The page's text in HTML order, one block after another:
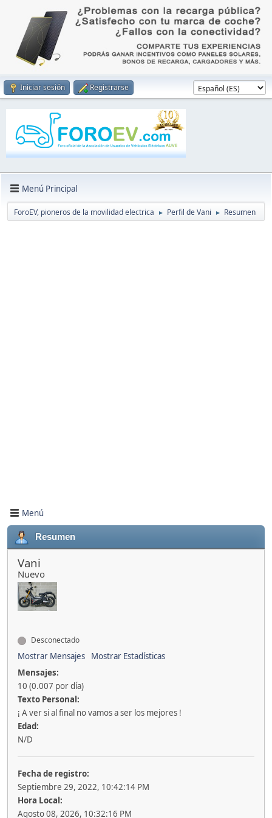
Iniciar sesión Registrarse
Menú Principal
ForoEV, pioneros de la movilidad electrica ► Perfil de Vani ► Resumen
Menú
Resumen
Vani
Nuevo
Desconectado
Mostrar Mensajes
Mostrar Estadísticas
Mensajes:
10 (0.007 por día)
Texto Personal:
¡ A ver si al final no vamos a ser los mejores !
Edad:
N/D
Fecha de registro:
Septiembre 29, 2022, 10:42:14 PM
Hora Local:
Agosto 08, 2026, 10:32:16 PM